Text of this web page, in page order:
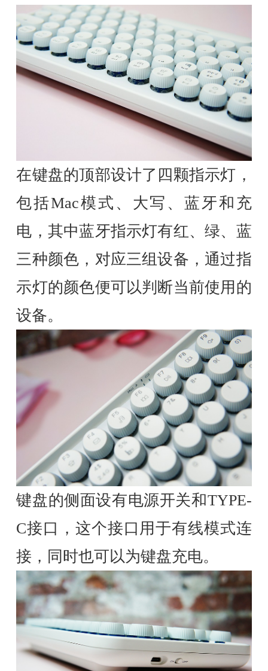
在键盘的顶部设计了四颗指示灯，
包括Mac模式、大写、蓝牙和充
电，其中蓝牙指示灯有红、绿、蓝
三种颜色，对应三组设备，通过指
示灯的颜色便可以判断当前使用的
设备。
键盘的侧面设有电源开关和TYPE-
C接口，这个接口用于有线模式连
接，同时也可以为键盘充电。